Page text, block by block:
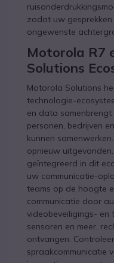
zodat uw
ongewenste
Motorola R7
Solutions
Motorola Solutions
technologie-
en data
personen, bedrijven
kunnen
opnieuw
geïntegreerd in dit
uw communicatie-
teams op de hoogte
communicatie door
videobeveiligings- en
sensoren en meer,
ontvangen.
spraakcommunicatie